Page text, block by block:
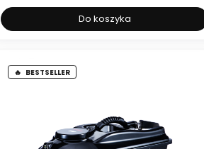
Do koszyka
BESTSELLER